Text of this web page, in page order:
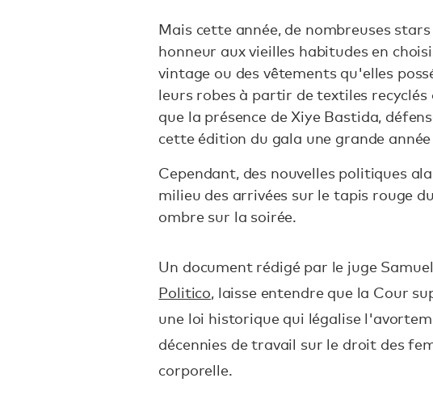
Mais cette année, de nombreuses
honneur aux vieilles habitudes en
vintage ou des vêtements qu'elles
leurs robes à partir de textiles recyclés
que la présence de Xiye Bastida,
cette édition du gala une grande
Cependant, des nouvelles politiques
milieu des arrivées sur le tapis rouge
ombre sur la soirée.
Un document rédigé par le juge
Politico, laisse entendre que la Cour
une loi historique qui légalise
décennies de travail sur le droit des
corporelle.